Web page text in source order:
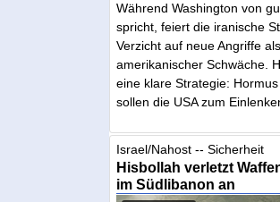
Während Washington von
spricht, feiert die iranische
Verzicht auf neue Angriffe
amerikanischer Schwäche.
eine klare Strategie:
sollen die USA zum
Israel/Nahost -- Sicherheit
Hisbollah verletzt
im Südlibanon an